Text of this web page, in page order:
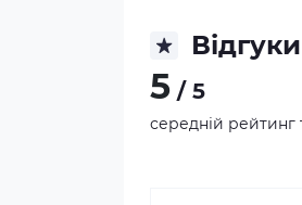
Відгуки
5 / 5
середній рейтинг